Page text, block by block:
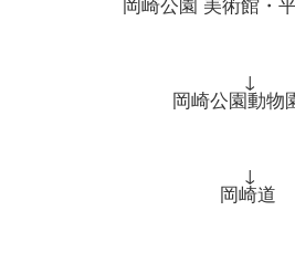
↓
岡崎公園動物
↓
岡崎道